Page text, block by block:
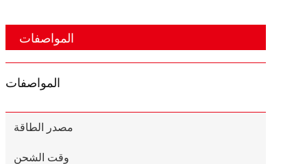
المواصفات
المواصفات
مصدر الطاقة
وقت الشحن